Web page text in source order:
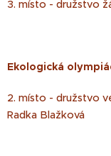
3. místo - družstvo
Ekologická
2. místo - družstvo
Radka Blažková